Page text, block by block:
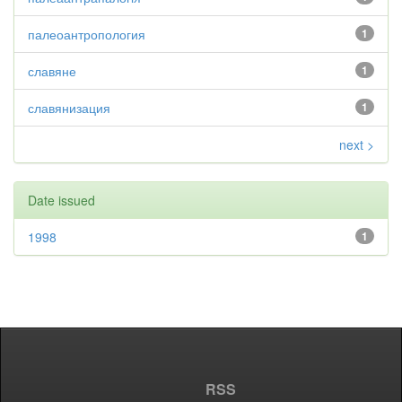
1
палеоантропология
1
славяне
1
славянизация
next >
Date issued
1
1998
RSS